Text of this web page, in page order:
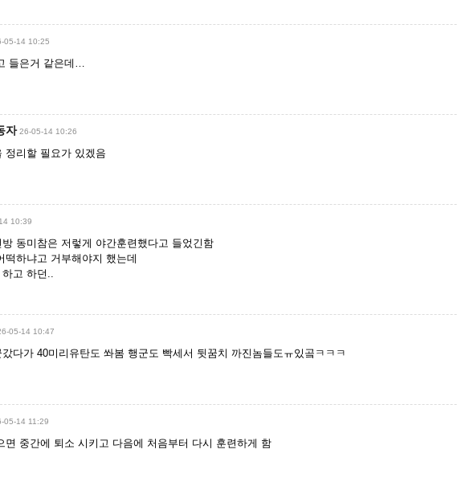
05-14 10:25
들은거 같은데…
자 26-05-14 10:26
정리할 필요가 있겠음
10:39
동미참은 저렇게 야간훈련했다고 들었긴함
떡하냐고 거부해야지 했는데
고 하던..
05-14 10:47
다가 40미리유탄도 쏴봄 행군도 빡세서 뒷꿈치 까진놈들도ㅠ있곸ㅋㅋㅋ
05-14 11:29
면 중간에 퇴소 시키고 다음에 처음부터 다시 훈련하게 함